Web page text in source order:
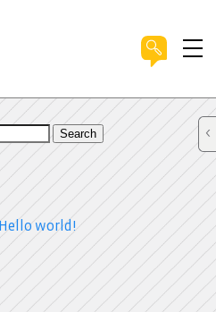
Search
Hello world!